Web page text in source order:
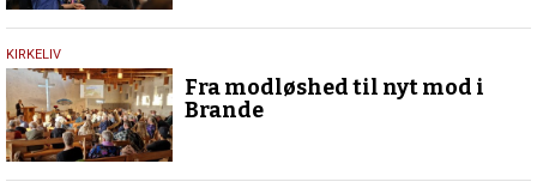
18.
marts
2024
KIRKELIV
Fra modløshed til nyt mod i
Brande